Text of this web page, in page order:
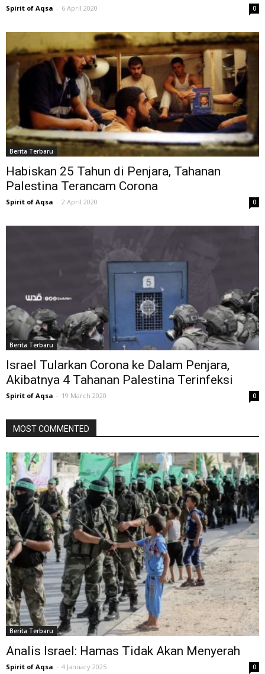
Spirit of Aqsa - 6 April 2020 0
Berita Terbaru
Habiskan 25 Tahun di Penjara, Tahanan
Palestina Terancam Corona
Spirit of Aqsa - 2 April 2020 0
Berita Terbaru
Israel Tularkan Corona ke Dalam Penjara,
Akibatnya 4 Tahanan Palestina Terinfeksi
Spirit of Aqsa - 19 March 2020 0
MOST COMMENTED
Berita Terbaru
Analis Israel: Hamas Tidak Akan Menyerah
Spirit of Aqsa - 4 January 2025 0